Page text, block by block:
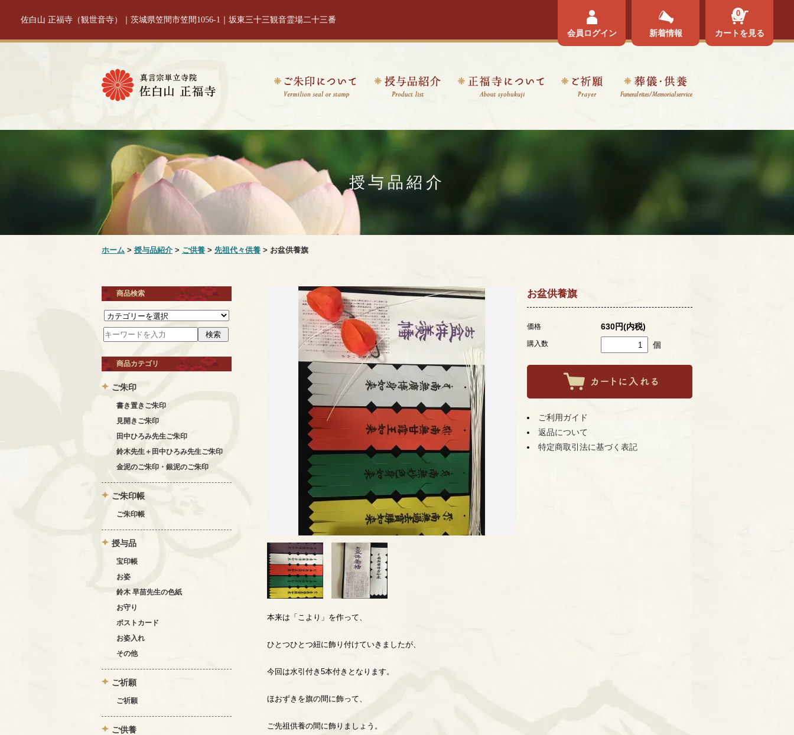
佐白山 正福寺（観世音寺）｜茨城県笠間市笠間1056-1｜坂東三十三観音霊場二十三番
会員ログイン
新着情報 カートを見る
0
授与品紹介
ホーム > 授与品紹介 > ご供養 > 先祖代々供養 > お盆供養旗
お盆供養旗
価格 630円(内税)
購入数 個
ご利用ガイド
返品について
特定商取引法に基づく表記
本来は「こより」を作って、
ひとつひとつ紐に飾り付けていきましたが、
今回は水引付き5本付きとなります。
ほおずきを旗の間に飾って、
ご先祖供養の間に飾りましょう。
商品検索
商品カテゴリ
ご朱印
書き置きご朱印
見開きご朱印
田中ひろみ先生ご朱印
鈴木先生＋田中ひろみ先生ご朱印
金泥のご朱印・銀泥のご朱印
ご朱印帳
ご朱印帳
授与品
宝印帳
お姿
鈴木 早苗先生の色紙
お守り
ポストカード
お姿入れ
その他
ご祈願
ご祈願
ご供養